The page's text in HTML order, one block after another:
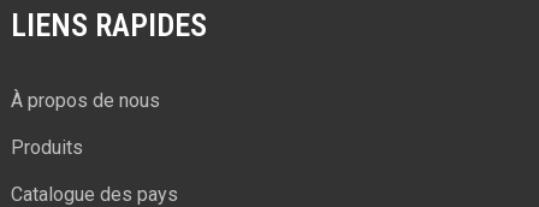
LIENS RAPIDES
À propos de nous
Produits
Catalogue des pays